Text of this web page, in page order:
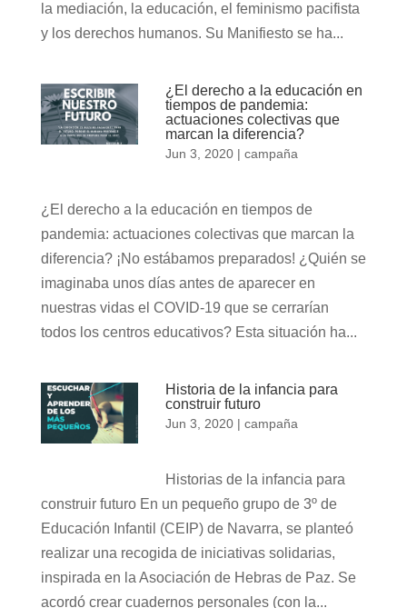
la mediación, la educación, el feminismo pacifista
y los derechos humanos. Su Manifiesto se ha...
¿El derecho a la educación en
tiempos de pandemia:
actuaciones colectivas que
marcan la diferencia?
Jun 3, 2020 |campaña
¿El derecho a la educación en tiempos de
pandemia: actuaciones colectivas que marcan la
diferencia? ¡No estábamos preparados! ¿Quién se
imaginaba unos días antes de aparecer en
nuestras vidas el COVID-19 que se cerrarían
todos los centros educativos? Esta situación ha...
Historia de la infancia para
construir futuro
Jun 3, 2020 |campaña
Historias de la infancia para
construir futuro En un pequeño grupo de 3º de
Educación Infantil (CEIP) de Navarra, se planteó
realizar una recogida de iniciativas solidarias,
inspirada en la Asociación de Hebras de Paz. Se
acordó crear cuadernos personales (con la...